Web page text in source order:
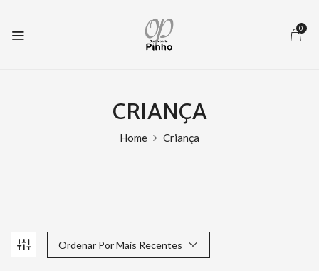
0
CRIANÇA
Home Criança
Ordenar Por Mais Recentes